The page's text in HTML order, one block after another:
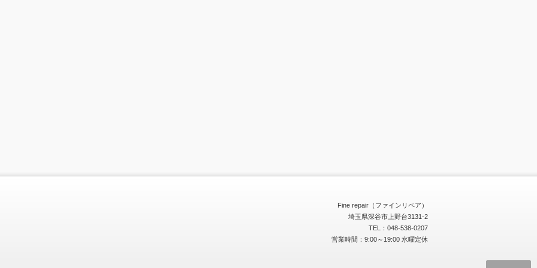
Fine repair（ファインリペア）
埼玉県深谷市上野台3131-2
TEL：048-538-0207
営業時間：9:00～19:00 水曜定休